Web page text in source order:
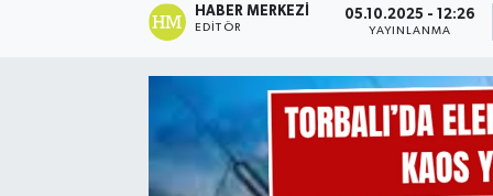
HABER MERKEZI
EDITÖR
05.10.2025 - 12:26
YAYINLANMA
Süper Lig Puan Durumu ve Fikstür
Son Dakika Haberleri